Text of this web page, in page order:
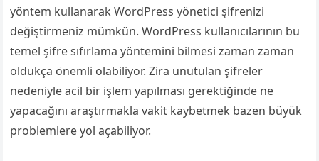
yöntem kullanarak WordPress yönetici şifrenizi
değiştirmeniz mümkün. WordPress kullanıcılarının bu
temel şifre sıfırlama yöntemini bilmesi zaman zaman
oldukça önemli olabiliyor. Zira unutulan şifreler
nedeniyle acil bir işlem yapılması gerektiğinde ne
yapacağını araştırmakla vakit kaybetmek bazen büyük
problemlere yol açabiliyor.